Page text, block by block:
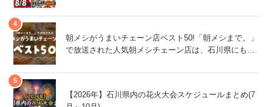
朝メシがうまいチェーン店ベスト50!「朝メシまで。」
で放送された人気朝メシチェーン店は、石川県にもあ
【2026年】石川県内の花火大会スケジュールまとめ(7